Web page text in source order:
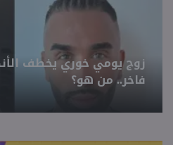
زوج يومي خوري يخطف
فاخر.. من هو؟